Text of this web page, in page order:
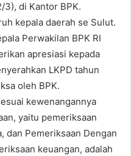
3), di Kantor BPK.
kepala daerah se Sulut.
Perwakilan BPK RI
apresiasi kepada
LKPD tahun
oleh BPK.
kewenangannya
yaitu pemeriksaan
dan Pemeriksaan Dengan
keuangan, adalah